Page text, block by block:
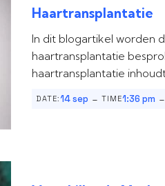
Haartransplantatie
In dit blogartikel worden
haartransplantatie
haartransplantatie
DATE:14 sep - TIME1:36 pm -